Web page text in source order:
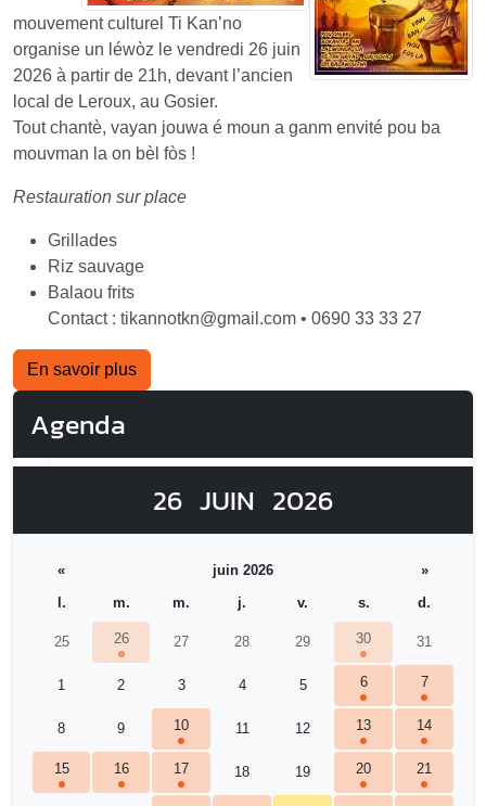
mouvement culturel Ti Kan’no
organise un léwòz le vendredi 26 juin
2026 à partir de 21h, devant l’ancien
local de Leroux, au Gosier.
Tout chantè, vayan jouwa é moun a ganm envité pou ba
mouvman la on bèl fòs !
Restauration sur place
Grillades
Riz sauvage
Balaou frits
Contact : tikannotkn@gmail.com • 0690 33 33 27
En savoir plus
Agenda
26 JUIN 2026
« juin 2026
»
l.
m. m. j. v. s. d.
25 26 27 28 29 30 31
1 2 3 4 5 6 7
8 9 10 11 12 13 14
15 16 17 18 19 20 21